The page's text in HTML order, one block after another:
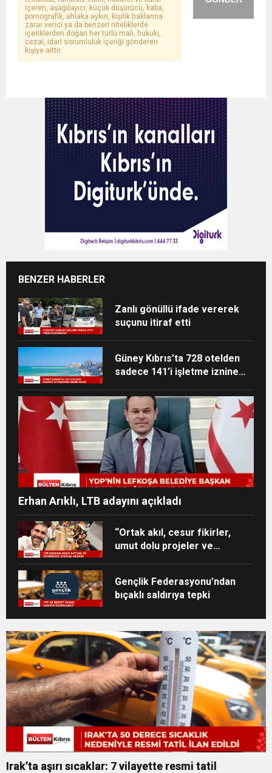
içeren, aşağılayıcı, küçük düşürücü, kaba,
pornografik, ahlaka aykırı, kişilik haklarına
zarar verici ya da benzeri niteliklerde
içeriklerden doğan her türlü mali, hukuki,
cezai, idari sorumluluk içeriği gönderen
kişiye aittir.
BENZER HABERLER
Zanlı gönüllü ifade vererek
suçunu itiraf etti
Güney Kıbrıs’ta 728 otelden
sadece 141’i işletme iznine
Erhan Arıklı, LTB adayını açıkladı
“Ortak akıl, cesur fikirler,
umut dolu projeler ve
Gençlik Federasyonu’ndan
bıçaklı saldırıya tepki
Irak’ta aşırı sıcaklar: 7 vilayette resmi tatil